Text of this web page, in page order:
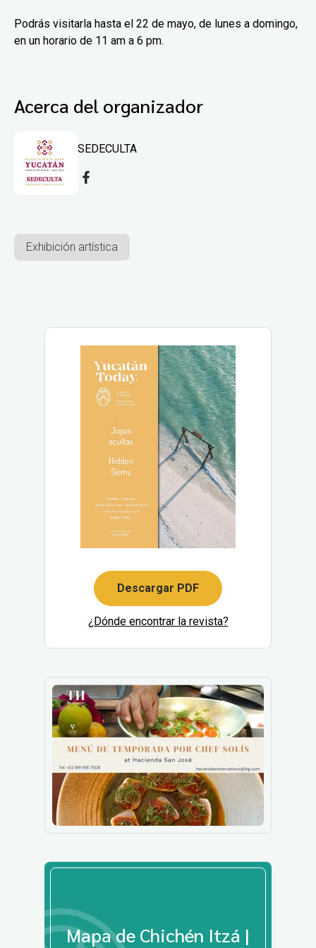
Podrás visitarla hasta el 22 de mayo, de lunes a domingo,
en un horario de 11 am a 6 pm.
Acerca del organizador
SEDECULTA
Exhibición artística
Descargar PDF
¿Dónde encontrar la revista?
Mapa de Chichén Itzá |